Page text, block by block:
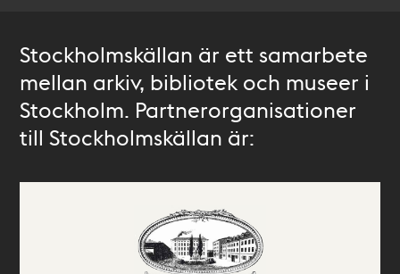
Stockholmskällan är ett samarbete
mellan arkiv, bibliotek och museer i
Stockholm. Partnerorganisationer
till Stockholmskällan är: